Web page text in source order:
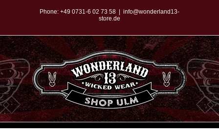
springen
Phone: +49 0731-6 02 73 58
info@wonderland13-
store.de